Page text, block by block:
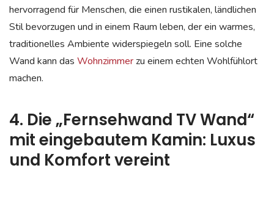
hervorragend für Menschen, die einen rustikalen, ländlichen
Stil bevorzugen und in einem Raum leben, der ein warmes,
traditionelles Ambiente widerspiegeln soll. Eine solche
Wand kann das Wohnzimmerzu einem echten Wohlfühlort
machen.
4. Die „Fernsehwand TV Wand“
mit eingebautem Kamin: Luxus
und Komfort vereint